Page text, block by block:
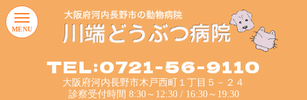
TEL:0721-56-9110
大阪府河内長野市木戸西町１丁目５－２４
診察受付時間 8:30～12:30 / 16:30～19:30
MENU